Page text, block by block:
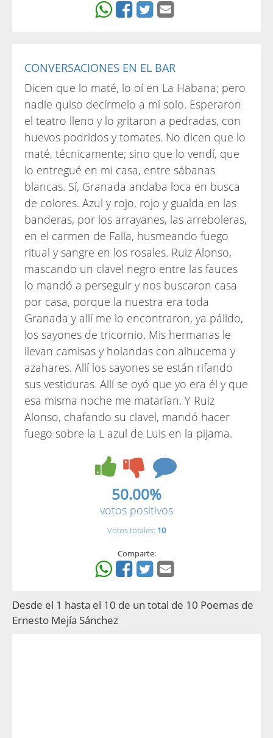
CONVERSACIONES EN EL BAR
Dicen que lo maté, lo oí en La Habana; pero
nadie quiso decírmelo a mí solo. Esperaron
el teatro lleno y lo gritaron a pedradas, con
huevos podridos y tomates. No dicen que lo
maté, técnicamente; sino que lo vendí, que
lo entregué en mi casa, entre sábanas
blancas. Sí, Granada andaba loca en busca
de colores. Azul y rojo, rojo y gualda en las
banderas, por los arrayanes, las arreboleras,
en el carmen de Falla, husmeando fuego
ritual y sangre en los rosales. Ruiz Alonso,
mascando un clavel negro entre las fauces
lo mandó a perseguir y nos buscaron casa
por casa, porque la nuestra era toda
Granada y allí me lo encontraron, ya pálido,
los sayones de tricornio. Mis hermanas le
llevan camisas y holandas con alhucema y
azahares. Allí los sayones se están rifando
sus vestiduras. Allí se oyó que yo era él y que
esa misma noche me matarían. Y Ruiz
Alonso, chafando su clavel, mandó hacer
fuego sobre la L azul de Luis en la pijama.
50.00%
votos positivos
Votos totales: 10
Comparte:
Desde el 1 hasta el 10 de un total de 10 Poemas de
Ernesto Mejía Sánchez